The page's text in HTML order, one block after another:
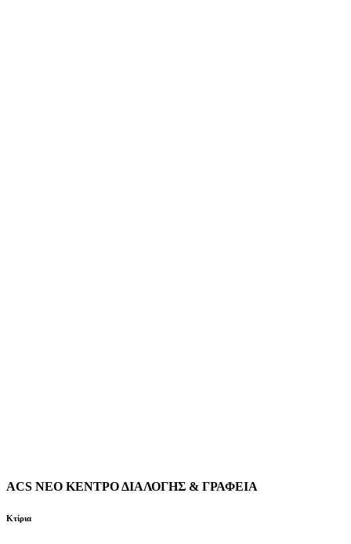
ACS ΝΕΟ ΚΕΝΤΡΟ ΔΙΑΛΟΓΗΣ & ΓΡΑΦΕΙΑ
Κτίρια